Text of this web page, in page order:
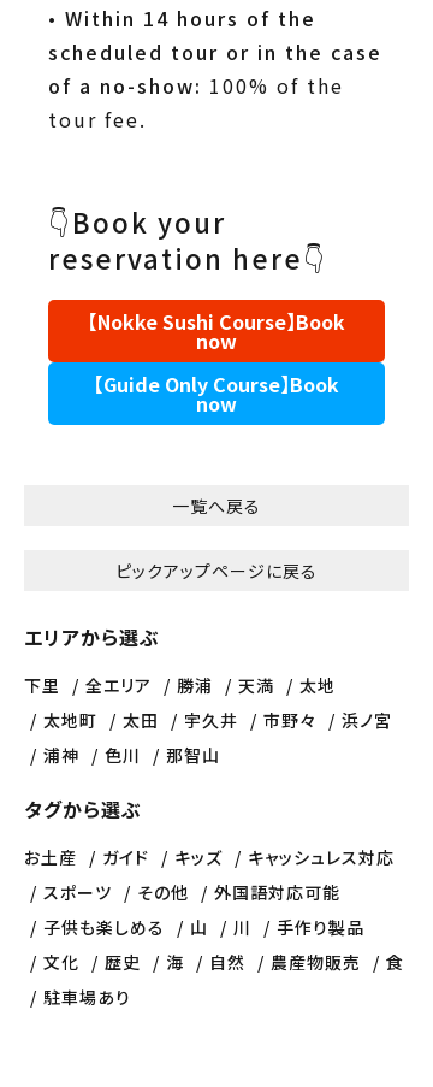
• Within 14 hours of the
scheduled tour or in the case
of a no-show: 100% of the
tour fee.
👇Book your
reservation here👇
【Nokke Sushi Course】Book
now
【Guide Only Course】Book
now
一覧へ戻る
ピックアップページに戻る
エリアから選ぶ
下里 全エリア 勝浦 天満
太地
太地町
太田 宇久井 市野々
浜ノ宮
浦神
色川 那智山
タグから選ぶ
お土産 ガイド キッズ
キャッシュレス対応
スポーツ
その他
外国語対応可能
子供も楽しめる
山 川
手作り製品
文化
歴史 海 自然 農産物販売
食
駐車場あり